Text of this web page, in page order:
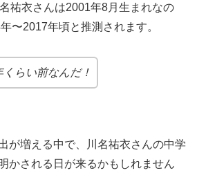
祐衣さんは2001年8月生まれなの
〜2017年頃と推測されます。
くらい前なんだ！
が増える中で、川名祐衣さんの中学
かされる日が来るかもしれません